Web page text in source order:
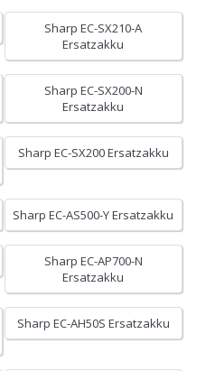
Sharp EC-SX210-A
Ersatzakku
Sharp EC-SX200-N
Ersatzakku
Sharp EC-SX200 Ersatzakku
Sharp EC-AS500-Y Ersatzakku
Sharp EC-AP700-N
Ersatzakku
Sharp EC-AH50S Ersatzakku